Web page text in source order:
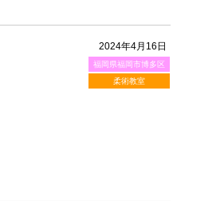
2024年4月16日
福岡県福岡市博多区
柔術教室